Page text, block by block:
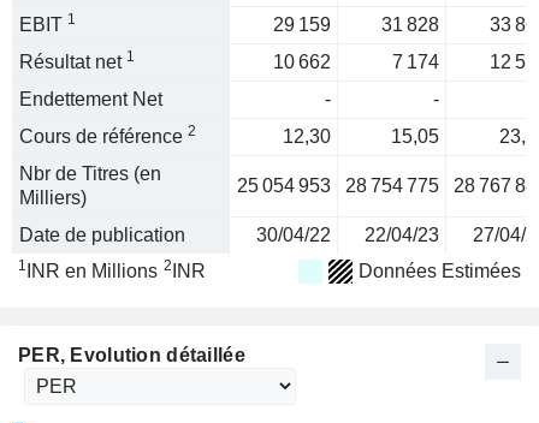
EBIT 1 29 159 31 828
33
Résultat net 1 10 662 7 174
12
Endettement Net
-
-
Cours de référence 2 12,30 15,05
Nbr de Titres (en
Milliers)
25 054 953 28 754 775 28 767
Date de publication 30/04/22 22/04/23 27/04/
1 INR en Millions 2 INR Données Estimées
PER, Evolution détaillée